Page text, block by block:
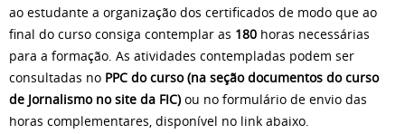
ao estudante a organização dos certificados de modo que ao
final do curso consiga contemplar as 180 horas necessárias
para a formação. As atividades contempladas podem ser
consultadas no PPC do curso (na seção documentos do curso
de Jornalismo no site da FIC)ou no formulário de envio das
horas complementares, disponível no link abaixo.